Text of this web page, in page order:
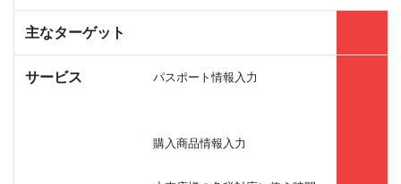
主なターゲット
サービス パスポート情報入力
購入商品情報入力